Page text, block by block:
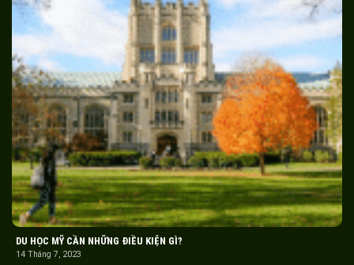
DU HỌC MỸ CẦN NHỮNG ĐIỀU KIỆN GÌ?
14 Tháng 7, 2023